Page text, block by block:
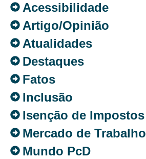
Acessibilidade
Artigo/Opinião
Atualidades
Destaques
Fatos
Inclusão
Isenção de Impostos
Mercado de Trabalho
Mundo PcD